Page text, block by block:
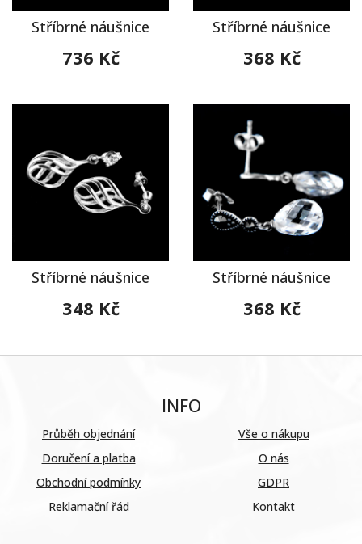
Stříbrné náušnice
736 Kč
Stříbrné náušnice
368 Kč
Stříbrné náušnice
348 Kč
Stříbrné náušnice
368 Kč
INFO
Průběh objednání
Doručení a platba
Obchodní podmínky
Reklamační řád
Vše o nákupu
O nás
GDPR
Kontakt